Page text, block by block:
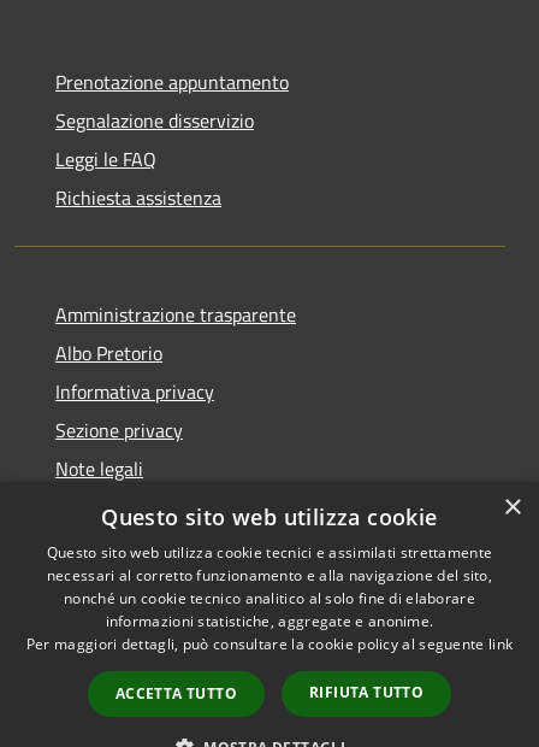
Prenotazione appuntamento
Segnalazione disservizio
Leggi le FAQ
Richiesta assistenza
Amministrazione trasparente
Albo Pretorio
Informativa privacy
Sezione privacy
Note legali
Dichiarazione di accessibilità
Accessibilità
Copyright © 2026 • Comune di
Scanzorosciate • Powered by
Municipium•
Accesso
redazione
×
Questo sito web utilizza cookie
Questo sito web utilizza cookie tecnici e assimilati strettamente
necessari al corretto funzionamento e alla navigazione del sito,
nonché un cookie tecnico analitico al solo fine di elaborare
informazioni statistiche, aggregate e anonime.
Per maggiori dettagli, può consultare la cookie policy al seguente link
ACCETTA TUTTO RIFIUTA TUTTO